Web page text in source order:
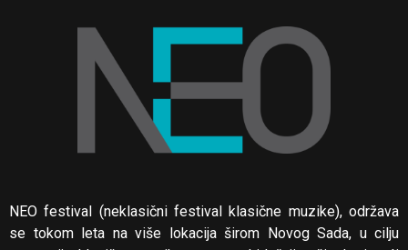
NEO festival (neklasični festival klasične muzike), održava
se tokom leta na više lokacija širom Novog Sada, u cilju